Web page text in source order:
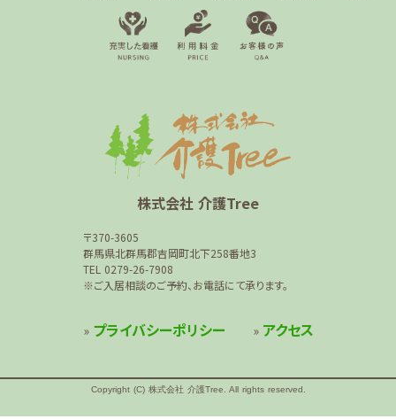
株式会社 介護Tree
〒370-3605
群馬県北群馬郡吉岡町北下258番地3
TEL 0279-26-7908
※ご入居相談のご予約、お電話にて承ります。
» プライバシーポリシー » アクセス
Copyright (C) 株式会社 介護Tree. All rights reserved.